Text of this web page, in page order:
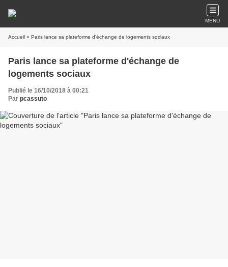
MENU
Accueil » Paris lance sa plateforme d'échange de logements sociaux
Paris lance sa plateforme d'échange de
logements sociaux
Publié le 16/10/2018 à 00:21
Par pcassuto